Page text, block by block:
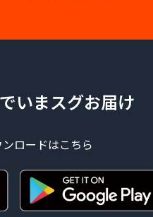
いまスグお届け
ロードはこちら